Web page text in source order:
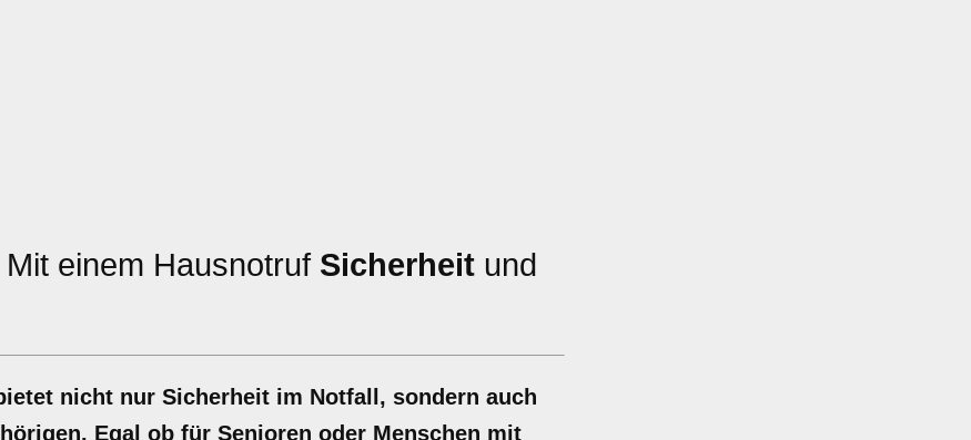
Mit einem Hausnotruf Sicherheit und
nicht nur Sicherheit im Notfall, sondern auch
Egal ob für Senioren oder Menschen mit